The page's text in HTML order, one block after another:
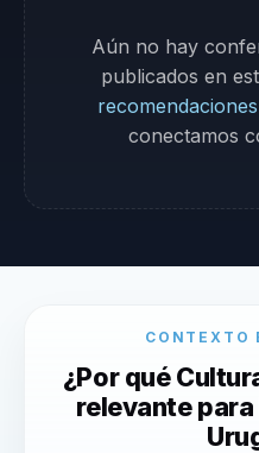
Aún no hay
publicados en
conectamos
CONTEXTO
¿Por qué
relevante para